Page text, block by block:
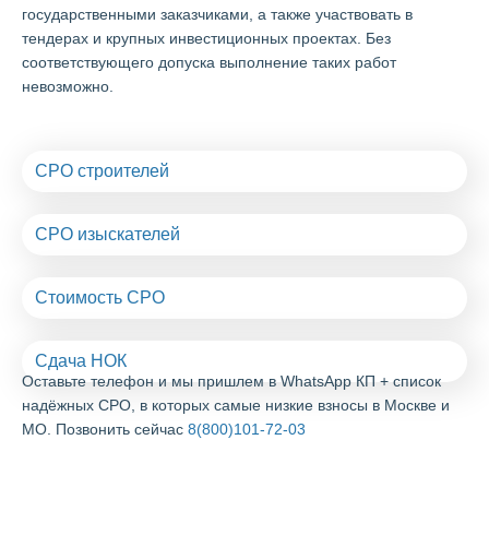
государственными заказчиками, а также участвовать в
тендерах и крупных инвестиционных проектах. Без
соответствующего допуска выполнение таких работ
невозможно.
СРО строителей
СРО изыскателей
Стоимость СРО
Сдача НОК
Оставьте телефон и мы пришлем в WhatsApp КП + список
надёжных СРО, в которых самые низкие взносы в Москве и
МО. Позвонить сейчас 8(800)101-72-03